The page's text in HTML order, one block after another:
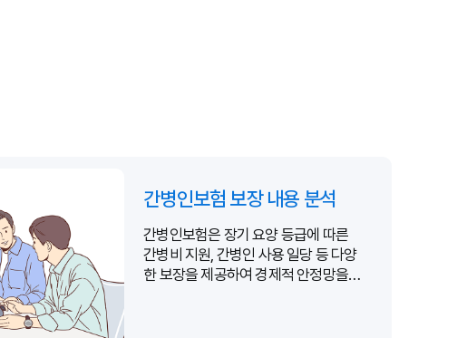
간병인보험 보장 내용 분석
간병인보험은 장기 요양 등급에 따른
간병비 지원, 간병인 사용 일당 등 다양
한 보장을 제공하여 경제적 안정망을